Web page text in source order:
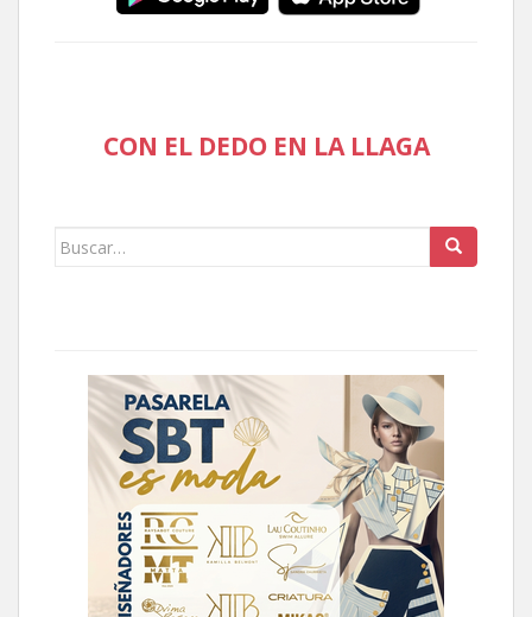
CON EL DEDO EN LA LLAGA
Buscar: